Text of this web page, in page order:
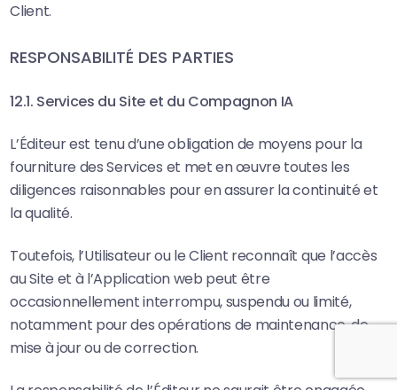
Client.
RESPONSABILITÉ DES PARTIES
12.1. Services du Site et du Compagnon IA
L’Éditeur est tenu d’une obligation de moyens pour la
fourniture des Services et met en œuvre toutes les
diligences raisonnables pour en assurer la continuité et
la qualité.
Toutefois, l’Utilisateur ou le Client reconnaît que l’accès
au Site et à l’Application web peut être
occasionnellement interrompu, suspendu ou limité,
notamment pour des opérations de maintenance, de
mise à jour ou de correction.